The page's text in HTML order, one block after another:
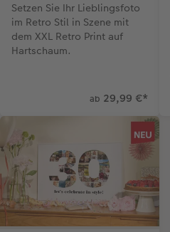
Setzen Sie Ihr Lieblingsfoto
im Retro Stil in Szene mit
dem XXL Retro Print auf
Hartschaum.
ab 29,99 €*